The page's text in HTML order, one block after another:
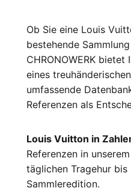
Ob Sie eine Louis
bestehende
CHRONOWERK bietet
eines
umfassende
Referenzen als
Louis Vuitton in
Referenzen in
täglichen Tragehur bis
Sammleredition.